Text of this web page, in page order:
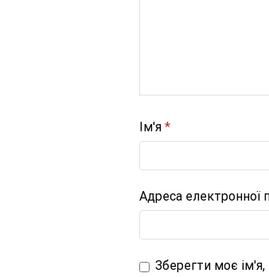
Ім'я *
Адреса електронної
Зберегти моє